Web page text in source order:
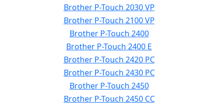
Brother P-Touch 2030 VP
Brother P-Touch 2100 VP
Brother P-Touch 2400
Brother P-Touch 2400 E
Brother P-Touch 2420 PC
Brother P-Touch 2430 PC
Brother P-Touch 2450
Brother P-Touch 2450 CC